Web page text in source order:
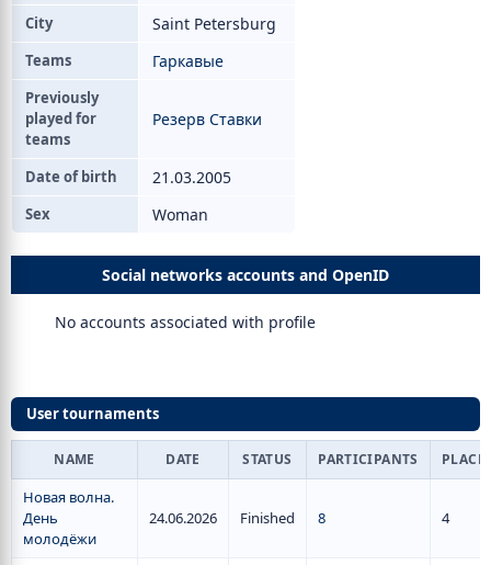
City Saint Petersburg
Teams Гаркавые
Previously
played for
teams
Резерв Ставки
Date of birth 21.03.2005
Sex Woman
Social networks accounts and OpenID
No accounts associated with profile
User tournaments
NAME DATE STATUS PARTICIPANTS PLACE
Новая волна.
День
молодёжи
24.06.2026 Finished 8 4